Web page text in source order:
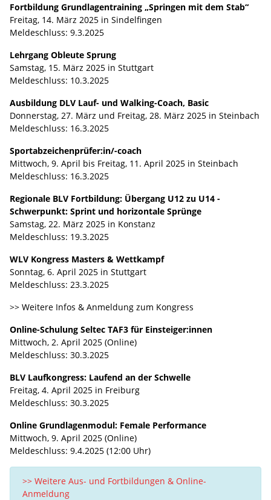
Fortbildung Grundlagentraining „Springen mit dem Stab“
Freitag, 14. März 2025 in Sindelfingen
Meldeschluss: 9.3.2025
Lehrgang Obleute Sprung
Samstag, 15. März 2025 in Stuttgart
Meldeschluss: 10.3.2025
Ausbildung DLV Lauf- und Walking-Coach, Basic
Donnerstag, 27. März und Freitag, 28. März 2025 in Steinbach
Meldeschluss: 16.3.2025
Sportabzeichenprüfer:in/-coach
Mittwoch, 9. April bis Freitag, 11. April 2025 in Steinbach
Meldeschluss: 16.3.2025
Regionale BLV Fortbildung: Übergang U12 zu U14 -
Schwerpunkt: Sprint und horizontale Sprünge
Samstag, 22. März 2025 in Konstanz
Meldeschluss: 19.3.2025
WLV Kongress Masters & Wettkampf
Sonntag, 6. April 2025 in Stuttgart
Meldeschluss: 23.3.2025
>> Weitere Infos & Anmeldung zum Kongress
Online-Schulung Seltec TAF3 für Einsteiger:innen
Mittwoch, 2. April 2025 (Online)
Meldeschluss: 30.3.2025
BLV Laufkongress: Laufend an der Schwelle
Freitag, 4. April 2025 in Freiburg
Meldeschluss: 30.3.2025
Online Grundlagenmodul: Female Performance
Mittwoch, 9. April 2025 (Online)
Meldeschluss: 9.4.2025 (12:00 Uhr)
>> Weitere Aus- und Fortbildungen & Online-
Anmeldung